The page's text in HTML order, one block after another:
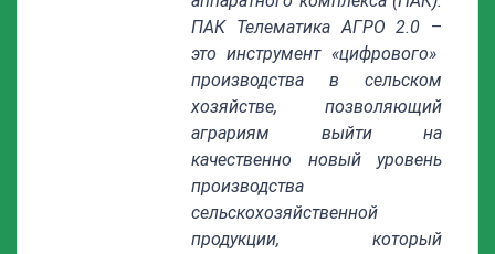
ПАК Телематика АГРО 2.0 –
это инструмент «цифрового»
производства в сельском
хозяйстве, позволяющий
аграриям выйти на
качественно новый уровень
производства
сельскохозяйственной
продукции, который